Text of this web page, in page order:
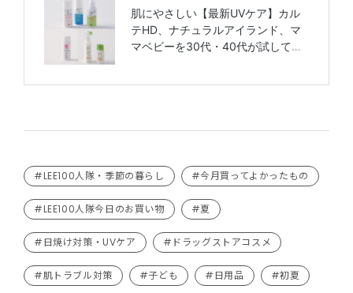
#LEE100人隊・季節の暮らし #今月買ってよかったもの
#LEE100人隊今日のお買い物 #夏
#日焼け対策・UVケア #ドラッグストアコスメ
#肌トラブル対策 #子ども #日用品 #初夏